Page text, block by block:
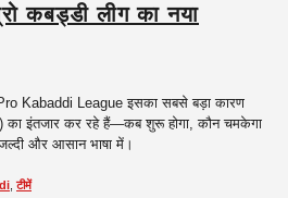
कबड्डी लीग का नया
Kabaddi League इसका सबसे बड़ा कारण
इंतजार कर रहे हैं—कब शुरू होगा, कौन चमकेगा
और आसान भाषा में।
,टीमें